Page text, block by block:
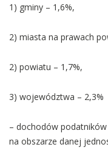
1) gminy – 1,6%,
2) miasta na prawach
2) powiatu – 1,7%,
3) województwa – 2,3%
– dochodów
na obszarze danej